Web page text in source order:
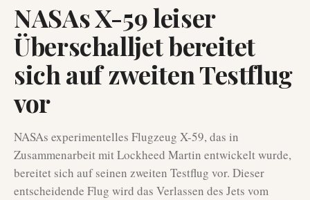
NASAs X-59 leiser
Überschalljet bereitet
sich auf zweiten Testflug
vor
NASAs experimentelles Flugzeug X-59, das in
Zusammenarbeit mit Lockheed Martin entwickelt wurde,
bereitet sich auf seinen zweiten Testflug vor. Dieser
entscheidende Flug wird das Verlassen des Jets vom